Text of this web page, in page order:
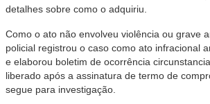
detalhes sobre como o adquiriu.
Como o ato não envolveu violência ou grave
policial registrou o caso como ato infracional
e elaborou boletim de ocorrência
liberado após a assinatura de termo de
segue para investigação.